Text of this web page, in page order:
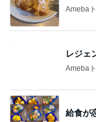
Ameba
レジェ
Ameba
給食が